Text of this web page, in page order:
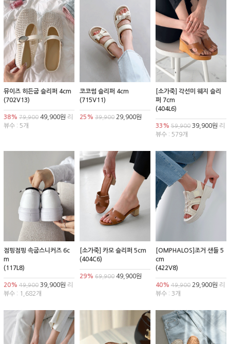
뮤이즈 히든굽 슬리퍼 4cm
(702V13)
38% 79,900 49,900원 리
뷰수 : 5개
코코썸 슬리퍼 4cm
(715V11)
25% 39,90029,900원
[소가죽] 각선미 웨지 슬리
퍼 7cm
(404L6)
33% 59,90039,900원 리
뷰수 : 579개
점핑점핑 속굽스니커즈 6c
m
(117L8)
20% 49,900 39,900원 리
뷰수 : 1,682개
[소가죽] 카모 슬리퍼 5cm
(404C6)
29% 69,90049,900원
[OMPHALOS]조거 샌들 5
cm
(422V8)
40% 49,90029,900원 리
뷰수 : 3개